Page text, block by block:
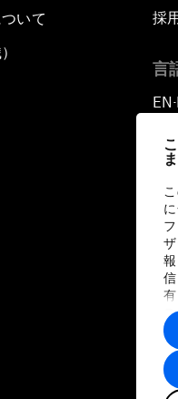
す
いて
採
言
EN ▪